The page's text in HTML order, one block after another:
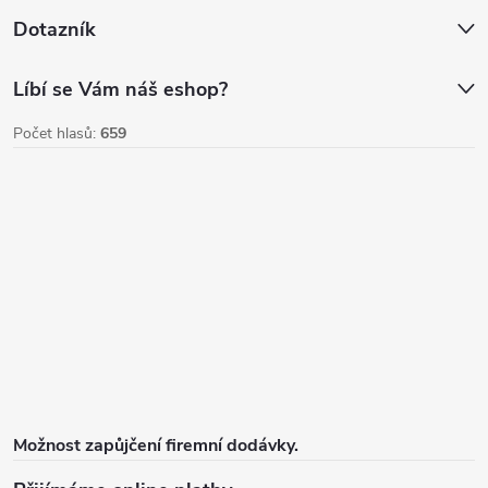
s
u
Dotazník
Líbí se Vám náš eshop?
Počet hlasů: 659
Možnost zapůjčení firemní dodávky.